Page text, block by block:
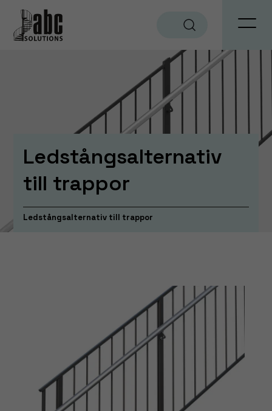
Ledstångsalternativ
till trappor
Ledstångsalternativ till trappor